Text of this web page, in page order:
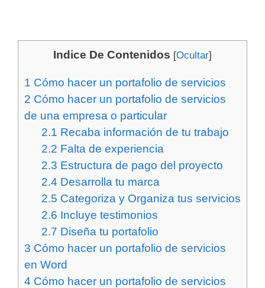
Indice De Contenidos [Ocultar]
1 Cómo hacer un portafolio de servicios
2 Cómo hacer un portafolio de servicios
de una empresa o particular
2.1 Recaba información de tu trabajo
2.2 Falta de experiencia
2.3 Estructura de pago del proyecto
2.4 Desarrolla tu marca
2.5 Categoriza y Organiza tus servicios
2.6 Incluye testimonios
2.7 Diseña tu portafolio
3 Cómo hacer un portafolio de servicios
en Word
4 Cómo hacer un portafolio de servicios